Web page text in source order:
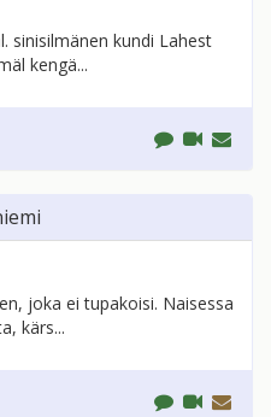
sinisilmänen kundi Lahest
kengä...
joka ei tupakoisi. Naisessa
kärs...